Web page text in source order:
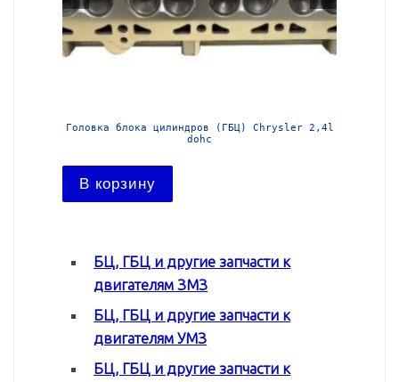
Головка блока цилиндров (ГБЦ) Chrysler 2,4l
dohc
В корзину
БЦ, ГБЦ и другие запчасти к
двигателям ЗМЗ
БЦ, ГБЦ и другие запчасти к
двигателям УМЗ
БЦ, ГБЦ и другие запчасти к